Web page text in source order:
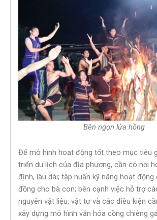
Bên ngọn lửa hồng
Để mô hình hoạt động tốt theo mục tiêu
triển du lịch của địa phương, cần có nơi
định, lâu dài; tập huấn kỹ năng hoạt động
đồng cho bà con; bên cạnh việc hỗ trợ
nguyên vật liệu, vật tư và các điều kiện
xây dựng mô hình văn hóa cồng chiêng